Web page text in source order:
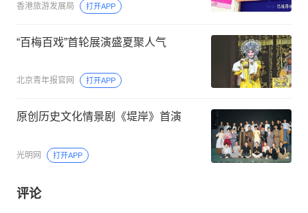
香港旅游发展局 打开APP
“百梅百戏”首轮展演盛夏聚人气
北京青年报官网 打开APP
原创历史文化情景剧《堤岸》首演
光明网 打开APP
评论